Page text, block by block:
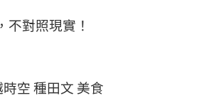
不對照現實！
空 種田文 美食